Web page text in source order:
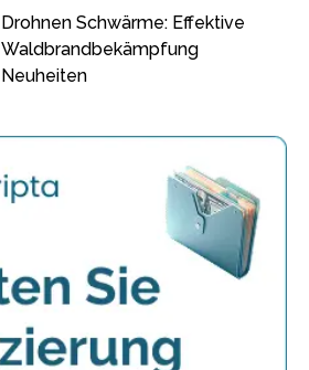
Drohnen Schwärme: Effektive
Waldbrandbekämpfung
Neuheiten